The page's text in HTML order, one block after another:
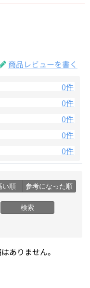
商品レビューを書く
0件
0件
0件
0件
0件
い順 参考になった順
検索
ありません。